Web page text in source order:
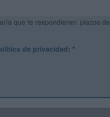
que te respondieran: plazos de
de privacidad: *